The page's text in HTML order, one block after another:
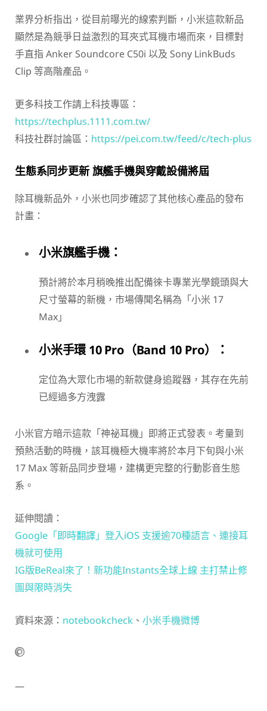
業界分析指出，從目前曝光的線索判斷，小米這款新品
顯然是為競爭日益激烈的耳夾式耳機市場而來，目標對
手直指 Anker Soundcore C50i 以及 Sony LinkBuds
Clip 等高階產品。
更多科技工作請上科技專區：
https://techplus.1111.com.tw/
科技社群討論區： https://pei.com.tw/feed/c/tech-plus
生態系同步更新 旗艦手機與穿戴設備將屆
除耳機新品外，小米也同步確認了其他核心產品的發布
計畫：
小米旗艦手機：
預計將於本月稍晚推出配備徠卡專業光學鏡頭與大
尺寸螢幕的新機，市場傳聞名稱為「小米 17
Max」
小米手環 10 Pro（Band 10 Pro）：
定位為大眾化市場的新款健身追蹤器，其存在先前
已經過多方洩露
小米官方暗示這款「神祕耳機」即將正式發表。考量到
預熱活動的時機，該耳機極大機率將於本月下旬與小米
17 Max 等新品同步登場，建構更完整的行動影音生態
系。
延伸閱讀：
Google「即時翻譯」登入iOS 支援逾70種語言、連接耳
機就可使用
IG版BeReal來了！新功能Instants全球上線 主打禁止修
圖與限時消失
資料來源： notebookcheck 、 小米手機微博
—